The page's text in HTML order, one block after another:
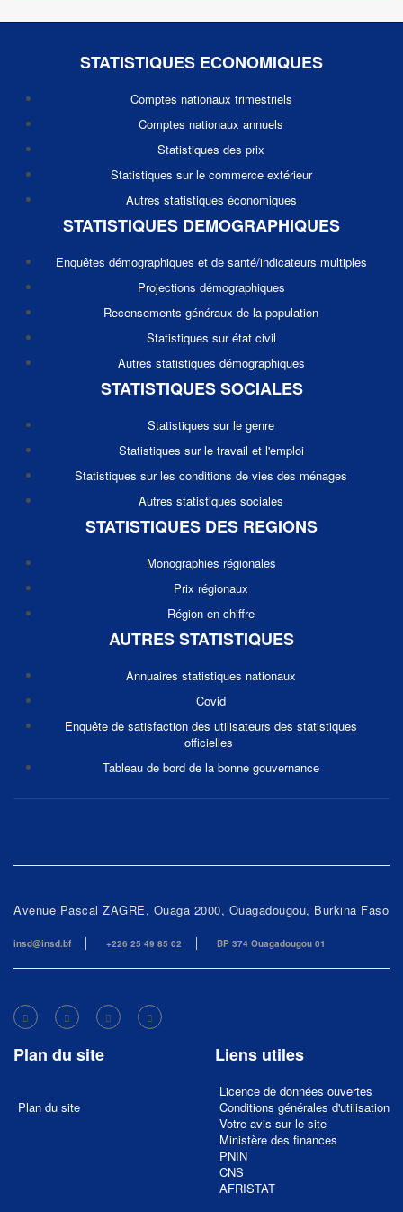
STATISTIQUES ECONOMIQUES
Comptes nationaux trimestriels
Comptes nationaux annuels
Statistiques des prix
Statistiques sur le commerce extérieur
Autres statistiques économiques
STATISTIQUES DEMOGRAPHIQUES
Enquêtes démographiques et de santé/indicateurs multiples
Projections démographiques
Recensements généraux de la population
Statistiques sur état civil
Autres statistiques démographiques
STATISTIQUES SOCIALES
Statistiques sur le genre
Statistiques sur le travail et l'emploi
Statistiques sur les conditions de vies des ménages
Autres statistiques sociales
STATISTIQUES DES REGIONS
Monographies régionales
Prix régionaux
Région en chiffre
AUTRES STATISTIQUES
Annuaires statistiques nationaux
Covid
Enquête de satisfaction des utilisateurs des statistiques
officielles
Tableau de bord de la bonne gouvernance
Avenue Pascal ZAGRE, Ouaga 2000, Ouagadougou, Burkina Faso
insd@insd.bf +226 25 49 85 02 BP 374 Ouagadougou 01
Plan du site
Plan du site
Liens utiles
Licence de données ouvertes
Conditions générales d'utilisation
Votre avis sur le site
Ministère des finances
PNIN
CNS
AFRISTAT